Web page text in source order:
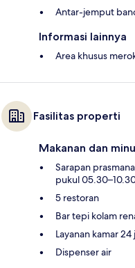
Antar-jemput
Informasi lainnya
Area khusus
Fasilitas properti
Makanan dan
Sarapan
pukul
5 restoran
Bar tepi kolam
Layanan kamar 24
Dispenser air